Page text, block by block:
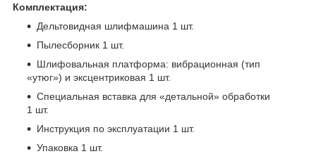
Комплектация:
Дельтовидная шлифмашина 1 шт.
Пылесборник 1 шт.
Шлифовальная платформа: вибрационная (тип
«утюг») и эксцентриковая 1 шт.
Специальная вставка для «детальной» обработки
1 шт.
Инструкция по эксплуатации 1 шт.
Упаковка 1 шт.